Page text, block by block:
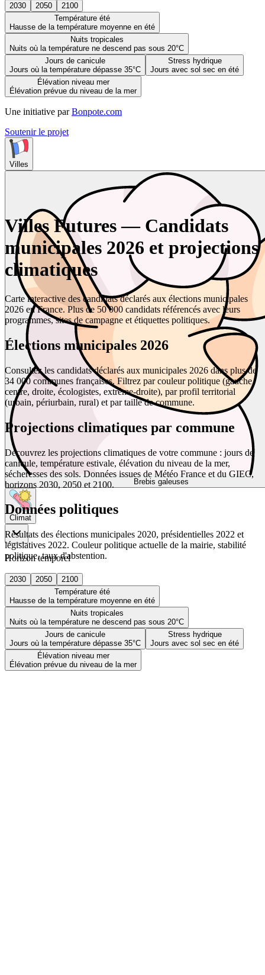
2030 2050
2100
Température été
Hausse de la température moyenne en été
Nuits tropicales
Nuits où la température ne descend pas sous 20°C
Jours de canicule
Jours où la température dépasse 35°C
Stress hydrique
Jours avec sol sec en été
Élévation niveau mer
Élévation prévue du niveau de la mer
Une initiative par Bonpote.com
Soutenir le projet
Villes
Brebis galeuses
Climat
Horizon temporel
2030 2050
2100
Température été
Hausse de la température moyenne en été
Nuits tropicales
Nuits où la température ne descend pas sous 20°C
Jours de canicule
Jours où la température dépasse 35°C
Stress hydrique
Jours avec sol sec en été
Élévation niveau mer
Élévation prévue du niveau de la mer
Villes Futures — Candidats
municipales 2026 et projections
climatiques
Carte interactive des candidats déclarés aux élections municipales
2026 en France. Plus de 50 000 candidats référencés avec leurs
programmes, sites de campagne et étiquettes politiques.
Élections municipales 2026
Consultez les candidats déclarés aux municipales 2026 dans plus de
34 000 communes françaises. Filtrez par couleur politique (gauche,
centre, droite, écologistes, extrême-droite), par profil territorial
(urbain, périurbain, rural) et par taille de commune.
Projections climatiques par commune
Découvrez les projections climatiques de votre commune : jours de
canicule, température estivale, élévation du niveau de la mer,
sécheresses des sols. Données issues de Météo France et du GIEC,
horizons 2030, 2050 et 2100.
Données politiques
Résultats des élections municipales 2020, présidentielles 2022 et
législatives 2022. Couleur politique actuelle de la mairie, stabilité
politique, taux d'abstention.